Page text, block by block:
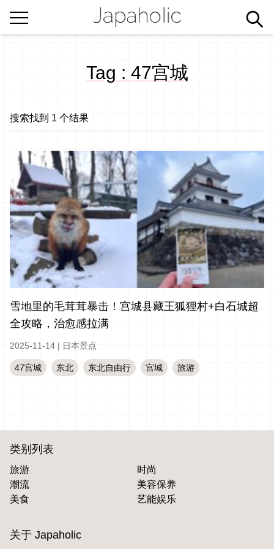
Tag : 47宫城
搜索找到 1 个结果
雪地里的毛茸茸暴击！宫城县藏王狐狸村+白石城超
全攻略，治愈感拉满
2025-11-14 | 日本景点
47宫城 东北 东北自由行 宫城 旅游
类别列表
旅游
时尚
潮流
美容保养
美食
艺能娱乐
关于 Japaholic